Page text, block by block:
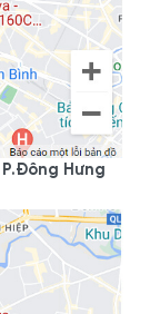
Hưng